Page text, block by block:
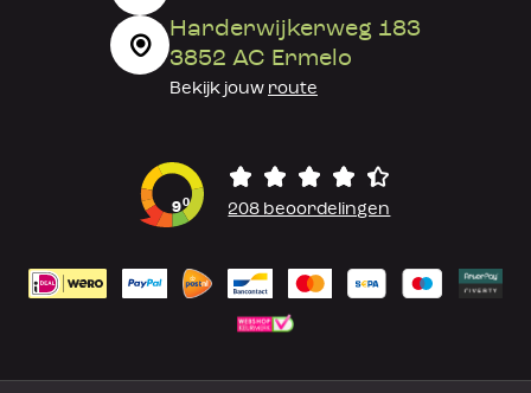
Harderwijkerweg 183
3852 AC Ermelo
Bekijk jouw route
90 208 beoordelingen